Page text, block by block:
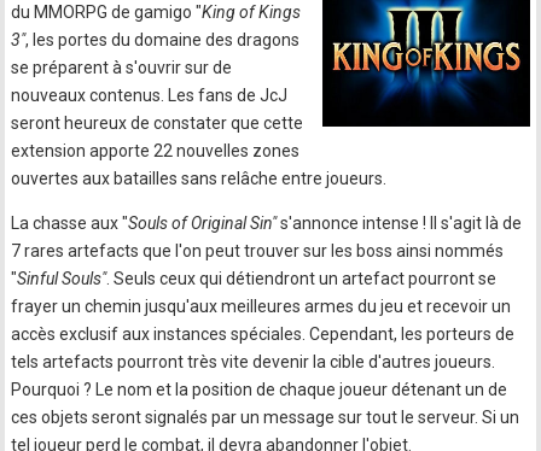
du MMORPG de gamigo "King of Kings
3", les portes du domaine des dragons
se préparent à s'ouvrir sur de
nouveaux contenus. Les fans de JcJ
seront heureux de constater que cette
extension apporte 22 nouvelles zones
ouvertes aux batailles sans relâche entre joueurs.
La chasse aux "Souls of Original Sin"s'annonce intense ! Il s'agit là de
7 rares artefacts que l'on peut trouver sur les boss ainsi nommés
"Sinful Souls". Seuls ceux qui détiendront un artefact pourront se
frayer un chemin jusqu'aux meilleures armes du jeu et recevoir un
accès exclusif aux instances spéciales. Cependant, les porteurs de
tels artefacts pourront très vite devenir la cible d'autres joueurs.
Pourquoi ? Le nom et la position de chaque joueur détenant un de
ces objets seront signalés par un message sur tout le serveur. Si un
tel joueur perd le combat, il devra abandonner l'objet.